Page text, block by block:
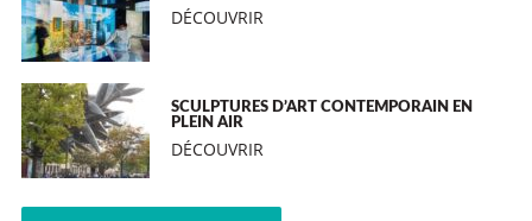
DÉCOUVRIR
SCULPTURES D’ART CONTEMPORAIN EN
PLEIN AIR
DÉCOUVRIR